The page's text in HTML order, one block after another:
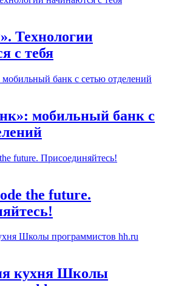
Технологии
с тебя
мобильный банк с
the future.
кухня Школы